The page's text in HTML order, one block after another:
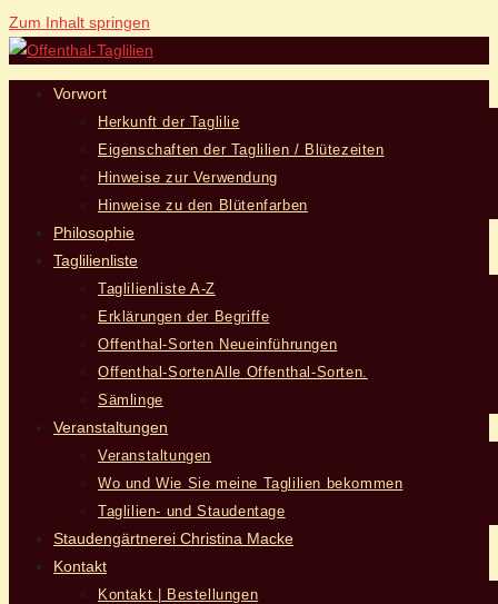
Zum Inhalt springen
Vorwort
Herkunft der Taglilie
Eigenschaften der Taglilien / Blütezeiten
Hinweise zur Verwendung
Hinweise zu den Blütenfarben
Philosophie
Taglilienliste
Taglilienliste A-Z
Erklärungen der Begriffe
Offenthal-Sorten Neueinführungen
Offenthal-SortenAlle Offenthal-Sorten.
Sämlinge
Veranstaltungen
Veranstaltungen
Wo und Wie Sie meine Taglilien bekommen
Taglilien- und Staudentage
Staudengärtnerei Christina Macke
Kontakt
Kontakt | Bestellungen